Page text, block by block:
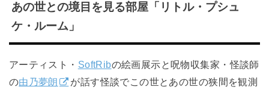
あの世との境目を見る部屋「リトル・プシュ
ケ・ルーム」
アーティスト・ SoftRibの絵画展示と呪物収集家・怪談師
の由乃夢朗
が話す怪談でこの世とあの世の狭間を観測